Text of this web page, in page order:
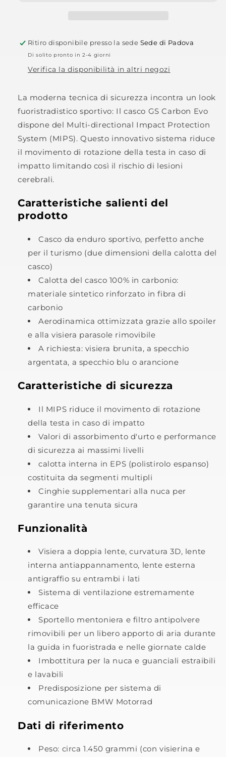
Ritiro disponibile presso la sede Sede di Padova
Di solito pronto in 2-4 giorni
Verifica la disponibilità in altri negozi
La moderna tecnica di sicurezza incontra un look
fuoristradistico sportivo: Il casco GS Carbon Evo
dispone del Multi-directional Impact Protection
System (MIPS). Questo innovativo sistema riduce
il movimento di rotazione della testa in caso di
impatto limitando così il rischio di lesioni
cerebrali.
Caratteristiche salienti del
prodotto
Casco da enduro sportivo, perfetto anche
per il turismo (due dimensioni della calotta del
casco)
Calotta del casco 100% in carbonio:
materiale sintetico rinforzato in fibra di
carbonio
Aerodinamica ottimizzata grazie allo spoiler
e alla visiera parasole rimovibile
A richiesta: visiera brunita, a specchio
argentata, a specchio blu o arancione
Caratteristiche di sicurezza
Il MIPS riduce il movimento di rotazione
della testa in caso di impatto
Valori di assorbimento d'urto e performance
di sicurezza ai massimi livelli
calotta interna in EPS (polistirolo espanso)
costituita da segmenti multipli
Cinghie supplementari alla nuca per
garantire una tenuta sicura
Funzionalità
Visiera a doppia lente, curvatura 3D, lente
interna antiappannamento, lente esterna
antigraffio su entrambi i lati
Sistema di ventilazione estremamente
efficace
Sportello mentoniera e filtro antipolvere
rimovibili per un libero apporto di aria durante
la guida in fuoristrada e nelle giornate calde
Imbottitura per la nuca e guanciali estraibili
e lavabili
Predisposizione per sistema di
comunicazione BMW Motorrad
Dati di riferimento
Peso: circa 1.450 grammi (con visierina e